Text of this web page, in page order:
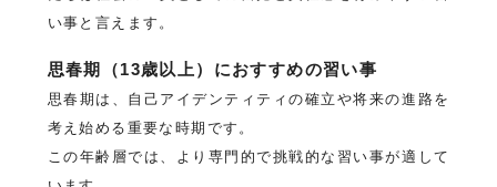
い事と言えます。
思春期（13歳以上）におすすめの習い事
思春期は、自己アイデンティティの確立や将来の進路を
考え始める重要な時期です。
この年齢層では、より専門的で挑戦的な習い事が適して